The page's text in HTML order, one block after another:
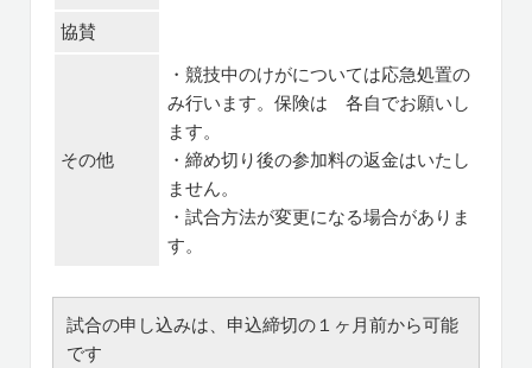
協賛
その他
・競技中のけがについては応急処置の
み行います。保険は 各自でお願いし
ます。
・締め切り後の参加料の返金はいたし
ません。
・試合方法が変更になる場合がありま
す。
試合の申し込みは、申込締切の１ヶ月前から可能
です